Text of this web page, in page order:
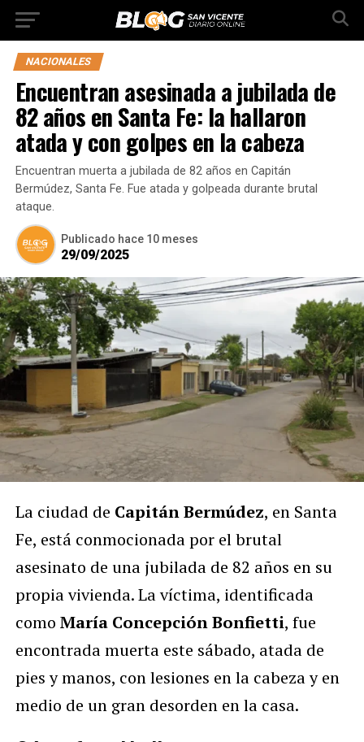
NACIONALES
Encuentran asesinada a jubilada de
82 años en Santa Fe: la hallaron
atada y con golpes en la cabeza
Encuentran muerta a jubilada de 82 años en Capitán
Bermúdez, Santa Fe. Fue atada y golpeada durante brutal
ataque.
Publicado hace 10 meses
29/09/2025
La ciudad de Capitán Bermúdez, en Santa
Fe, está conmocionada por el brutal
asesinato de una jubilada de 82 años en su
propia vivienda. La víctima, identificada
como María Concepción Bonfietti, fue
encontrada muerta este sábado, atada de
pies y manos, con lesiones en la cabeza y en
medio de un gran desorden en la casa.